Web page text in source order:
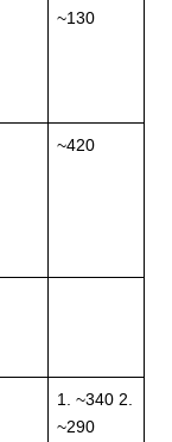
~130
~420
1. ~340 2.
~290